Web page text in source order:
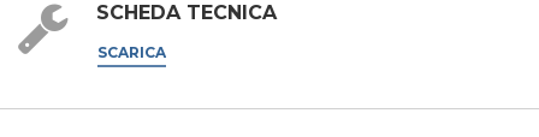
SCHEDA TECNICA
SCARICA